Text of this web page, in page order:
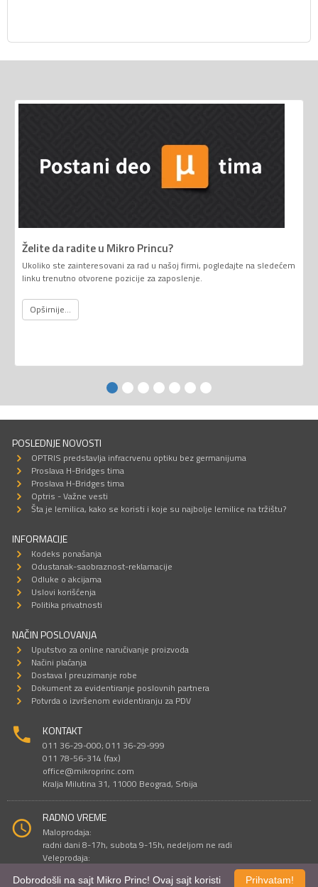
Želite da radite u Mikro Princu?
Ukoliko ste zainteresovani za rad u našoj firmi, pogledajte na sledećem
linku trenutno otvorene pozicije za zaposlenje.
Opširnije...
POSLEDNJE NOVOSTI
OPTRIS predstavlja infracrvenu optiku bez germanijuma
Proslava H-Bridges tima
Proslava H-Bridges tima
Optris - Važne vesti
Šta je lemilica, kako se koristi i koje su najbolje lemilice na tržištu?
INFORMACIJE
Kodeks ponašanja
Odustanak-saobraznost-reklamacije
Odluke o akcijama
Uslovi korišćenja
Politika privatnosti
NAČIN POSLOVANJA
Uputstvo za online naručivanje proizvoda
Načini plaćanja
Dostava I preuzimanje robe
Dokument za evidentiranje poslovnih partnera
Potvrda o izvršenom evidentiranju za PDV
KONTAKT
011 36-29-000; 011 36-29-999
011 78-56-314 (fax)
office@mikroprinc.com
Kralja Milutina 31, 11000 Beograd, Srbija
RADNO VREME
Maloprodaja:
radni dani 8-17h, subota 9-15h, nedeljom ne radi
Veleprodaja:
Prihvatam!
Dobrodošli na sajt Mikro Princ! Ovaj sajt koristi